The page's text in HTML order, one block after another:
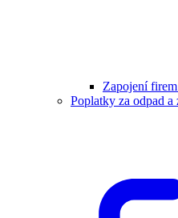
Zapojení
Poplatky za odpad a